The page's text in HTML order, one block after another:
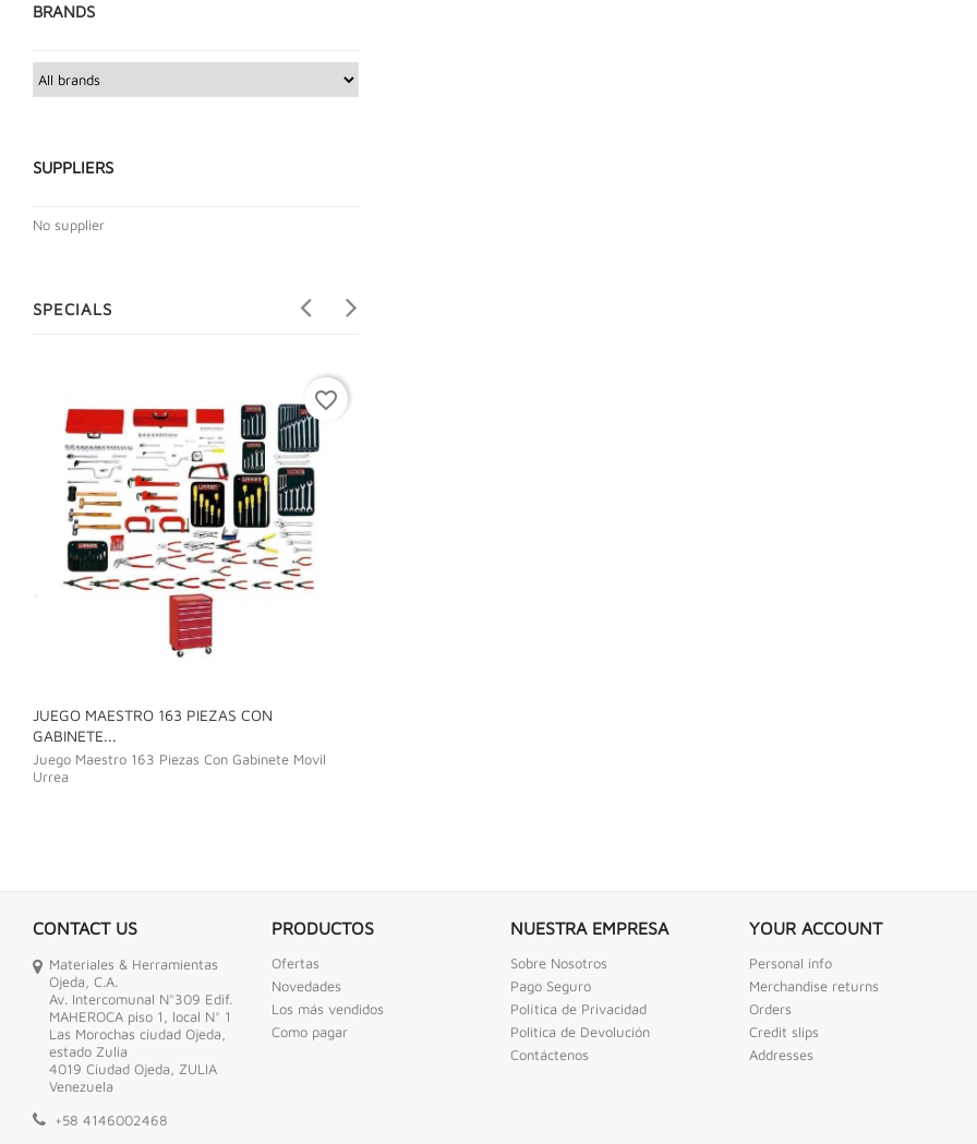
BRANDS
SUPPLIERS
No supplier
SPECIALS
JUEGO MAESTRO 163 PIEZAS CON
GABINETE...
Juego Maestro 163 Piezas Con Gabinete Movil
Urrea
favorite_border
CONTACT US
Materiales & Herramientas
Ojeda, C.A.
Av. Intercomunal N°309 Edif.
MAHEROCA piso 1, local N° 1
Las Morochas ciudad Ojeda,
estado Zulia
4019 Ciudad Ojeda, ZULIA
Venezuela
+58 4146002468
PRODUCTOS
Ofertas
Novedades
Los más vendidos
Como pagar
NUESTRA EMPRESA
Sobre Nosotros
Pago Seguro
Política de Privacidad
Politica de Devolución
Contáctenos
YOUR ACCOUNT
Personal info
Merchandise returns
Orders
Credit slips
Addresses